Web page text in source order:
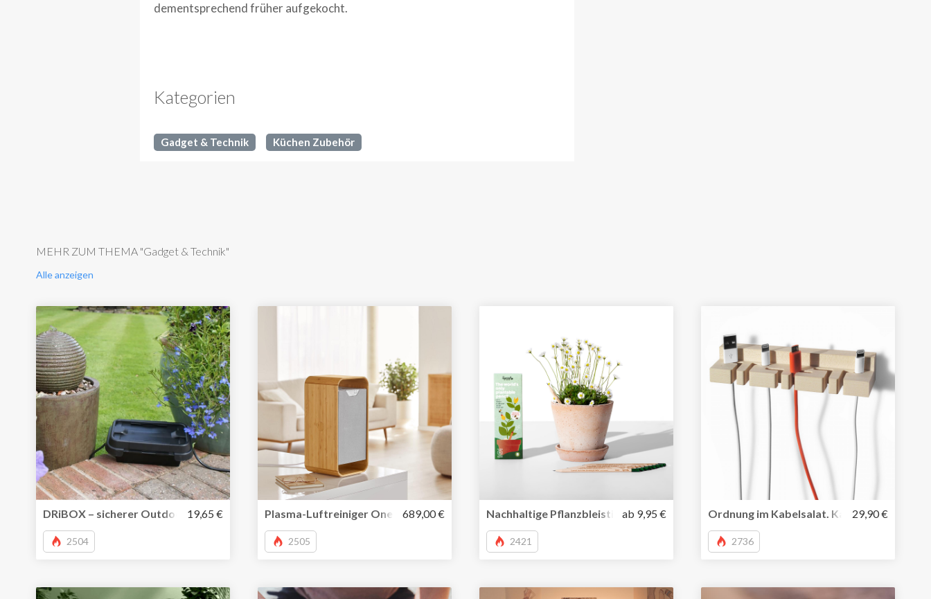
dementsprechend früher aufgekocht.
Kategorien
Gadget & Technik Küchen Zubehör
MEHR ZUM THEMA "Gadget & Technik"
Alle anzeigen
DRiBOX – sicherer Outdoor-Platz für Deine mobile Mehrfach-Steckdose
19,65 €
2504
Plasma-Luftreiniger OneLife X funktioniert ohne umweltbelastende Wechselfilter
689,00 €
2505
Nachhaltige Pflanzbleistifte von Sprout – erst schreiben dann pflanzen
ab 9,95 €
2421
Ordnung im Kabelsalat. Kabelhalter Bill
29,90 €
2736